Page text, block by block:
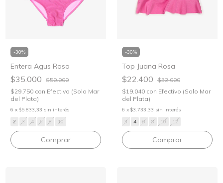
-30%
Entera Agus Rosa
$35.000 $50.000
$29.750 con Efectivo (Solo Mar
del Plata)
6 x $5.833,33 sin interés
2
3 4 6 8 10
Comprar
-30%
Top Juana Rosa
$22.400 $32.000
$19.040 con Efectivo (Solo Mar
del Plata)
6 x $3.733,33 sin interés
3
4 6 8 10 12
Comprar